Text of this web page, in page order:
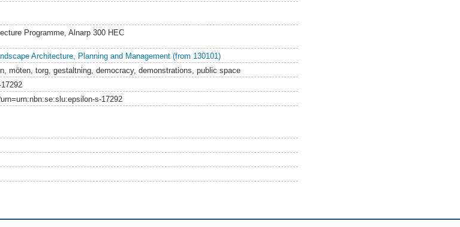
Programme, Alnarp 300 HEC
Architecture, Planning and Management (from 130101)
möten, torg, gestaltning, democracy, demonstrations, public space
s-17292